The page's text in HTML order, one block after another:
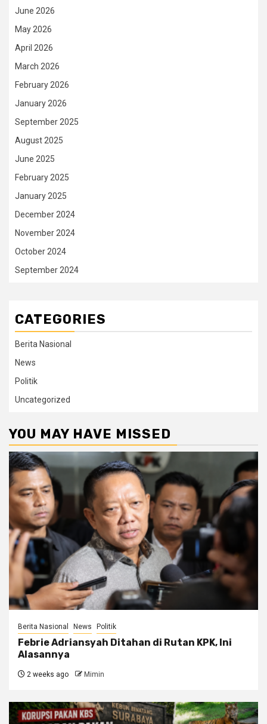
June 2026
May 2026
April 2026
March 2026
February 2026
January 2026
September 2025
August 2025
June 2025
February 2025
January 2025
December 2024
November 2024
October 2024
September 2024
CATEGORIES
Berita Nasional
News
Politik
Uncategorized
YOU MAY HAVE MISSED
Berita Nasional News Politik
Febrie Adriansyah Ditahan di Rutan KPK, Ini
Alasannya
2 weeks ago Mimin